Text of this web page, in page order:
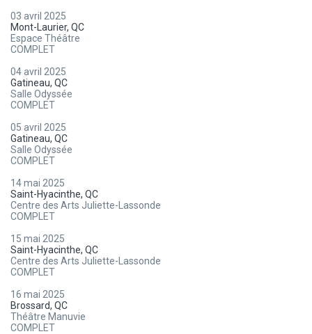
03 avril 2025
Mont-Laurier, QC
Espace Théâtre
COMPLET
04 avril 2025
Gatineau, QC
Salle Odyssée
COMPLET
05 avril 2025
Gatineau, QC
Salle Odyssée
COMPLET
14 mai 2025
Saint-Hyacinthe, QC
Centre des Arts Juliette-Lassonde
COMPLET
15 mai 2025
Saint-Hyacinthe, QC
Centre des Arts Juliette-Lassonde
COMPLET
16 mai 2025
Brossard, QC
Théâtre Manuvie
COMPLET